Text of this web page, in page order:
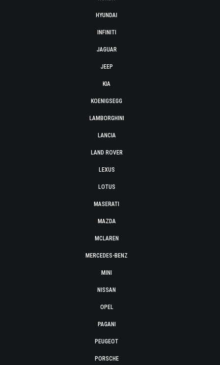
HYUNDAI
INFINITI
JAGUAR
JEEP
KIA
KOENIGSEGG
LAMBORGHINI
LANCIA
LAND ROVER
LEXUS
LOTUS
MASERATI
MAZDA
MCLAREN
MERCEDES-BENZ
MINI
NISSAN
OPEL
PAGANI
PEUGEOT
PORSCHE